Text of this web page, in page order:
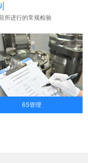
所进行的常规检验
6S管理